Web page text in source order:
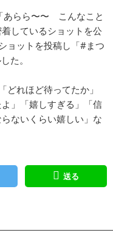
あらら〜〜 こんなこと
しているショットを公
ョットを投稿し「#まつ
た。
れほど待ってたか」
」「嬉しすぎる」「信
ないくらい嬉しい」な
送る